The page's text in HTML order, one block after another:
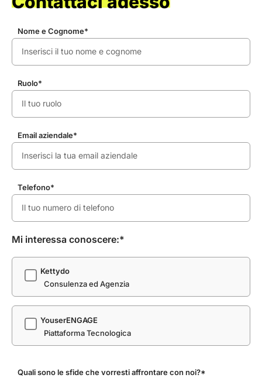
Nome e Cognome*
Ruolo*
Email aziendale*
Telefono*
Mi interessa conoscere:*
Kettydo
Consulenza ed Agenzia
YouserENGAGE
Piattaforma Tecnologica
Quali sono le sfide che vorresti affrontare con noi?*